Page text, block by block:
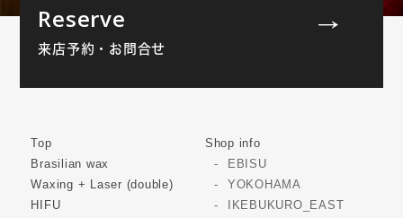
Reserve
来店予約・お問合せ
Top
Brasilian wax
Waxing + Laser (double)
HIFU
Shop info
EBISU
YOKOHAMA
IKEBUKURO_EAST